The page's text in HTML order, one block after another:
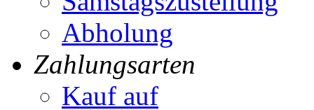
Abholung
Zahlungsarten
Kauf auf